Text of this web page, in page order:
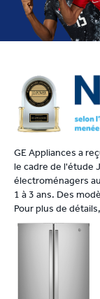
GE Appliances a
le cadre de l'étude
électroménagers
1 à 3 ans. Des
Pour plus de